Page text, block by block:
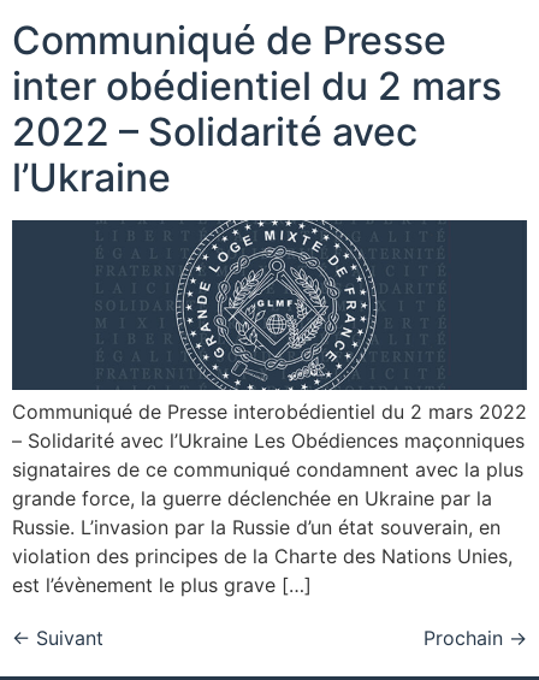
Communiqué de Presse
inter obédientiel du 2 mars
2022 – Solidarité avec
l’Ukraine
Communiqué de Presse interobédientiel du 2 mars 2022
– Solidarité avec l’Ukraine Les Obédiences maçonniques
signataires de ce communiqué condamnent avec la plus
grande force, la guerre déclenchée en Ukraine par la
Russie. L’invasion par la Russie d’un état souverain, en
violation des principes de la Charte des Nations Unies,
est l’évènement le plus grave […]
← Suivant Prochain →